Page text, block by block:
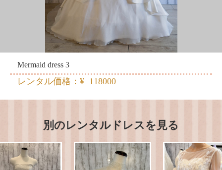
Mermaid dress 3
レンタル価格：¥ 118000
別のレンタルドレスを見る